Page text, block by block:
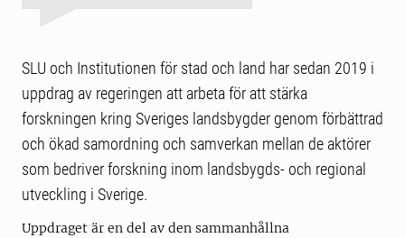
SLU och Institutionen för stad och land har sedan 2019 i
uppdrag av regeringen att arbeta för att stärka
forskningen kring Sveriges landsbygder genom förbättrad
och ökad samordning och samverkan mellan de aktörer
som bedriver forskning inom landsbygds- och regional
utveckling i Sverige.
Uppdraget är en del av den sammanhållna